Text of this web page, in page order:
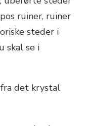
det krystal